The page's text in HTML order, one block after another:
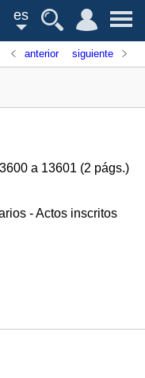
es
anterior siguiente
a 13601 (2 págs.)
- Actos inscritos